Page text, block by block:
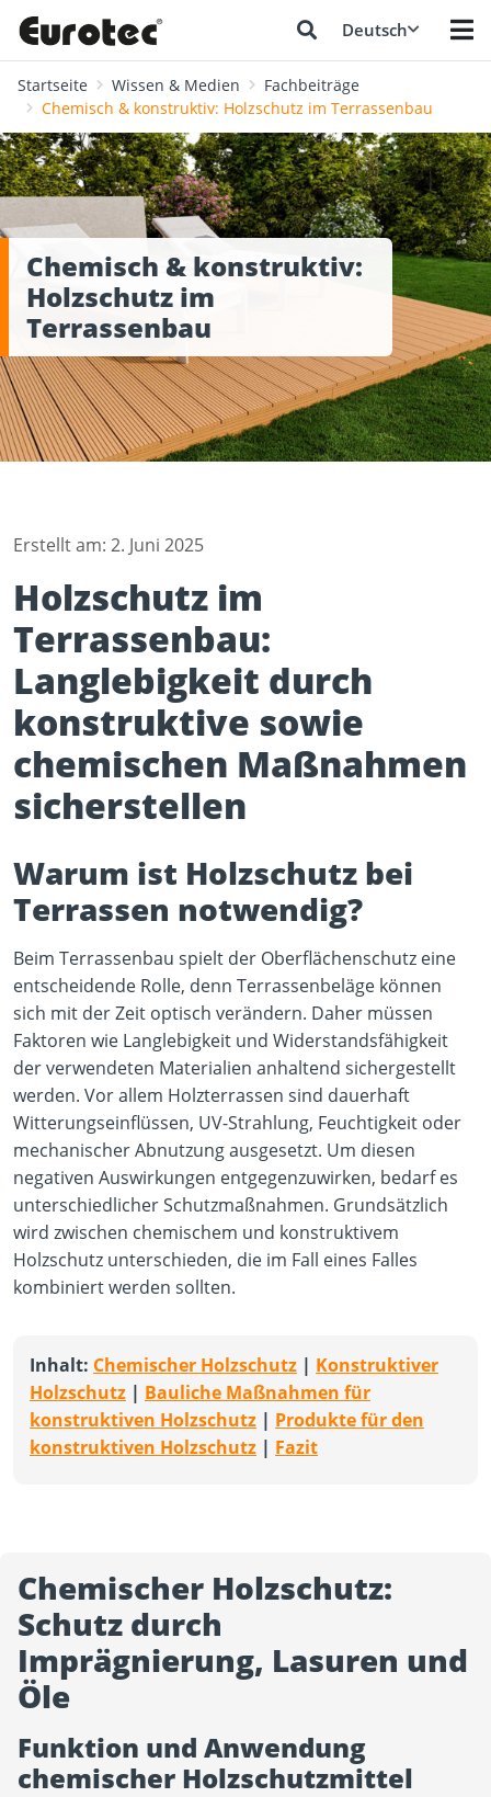
Deutsch
Startseite Wissen & Medien
Fachbeiträge
Chemisch & konstruktiv: Holzschutz im Terrassenbau
Chemisch & konstruktiv:
Holzschutz im
Terrassenbau
Erstellt am: 2. Juni 2025
Holzschutz im
Terrassenbau:
Langlebigkeit durch
konstruktive sowie
chemischen Maßnahmen
sicherstellen
Warum ist Holzschutz bei
Terrassen notwendig?
Beim Terrassenbau spielt der Oberflächenschutz eine
entscheidende Rolle, denn Terrassenbeläge können
sich mit der Zeit optisch verändern. Daher müssen
Faktoren wie Langlebigkeit und Widerstandsfähigkeit
der verwendeten Materialien anhaltend sichergestellt
werden. Vor allem Holzterrassen sind dauerhaft
Witterungseinflüssen, UV-Strahlung, Feuchtigkeit oder
mechanischer Abnutzung ausgesetzt. Um diesen
negativen Auswirkungen entgegenzuwirken, bedarf es
unterschiedlicher Schutzmaßnahmen. Grundsätzlich
wird zwischen chemischem und konstruktivem
Holzschutz unterschieden, die im Fall eines Falles
kombiniert werden sollten.
Inhalt: Chemischer Holzschutz | Konstruktiver
Holzschutz | ​​​​​​ Bauliche Maßnahmen für
konstruktiven Holzschutz | Produkte für den
konstruktiven Holzschutz | Fazit
Chemischer Holzschutz:
Schutz durch
Imprägnierung, Lasuren und
Öle
Funktion und Anwendung
chemischer Holzschutzmittel